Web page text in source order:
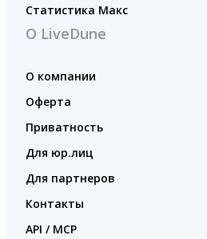
Статистика Макс
О LiveDune
О компании
Оферта
Приватность
Для юр.лиц
Для партнеров
Контакты
API / MCP